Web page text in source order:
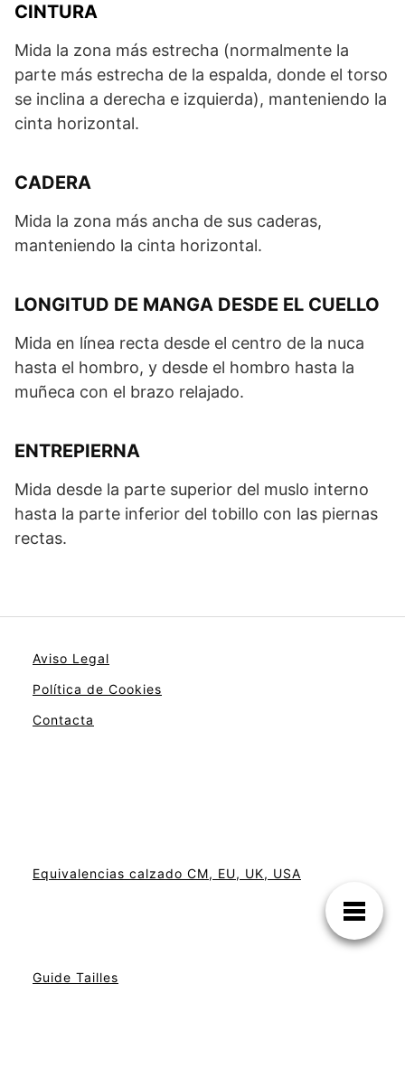
CINTURA
Mida la zona más estrecha (normalmente la
parte más estrecha de la espalda, donde el torso
se inclina a derecha e izquierda), manteniendo la
cinta horizontal.
CADERA
Mida la zona más ancha de sus caderas,
manteniendo la cinta horizontal.
LONGITUD DE MANGA DESDE EL CUELLO
Mida en línea recta desde el centro de la nuca
hasta el hombro, y desde el hombro hasta la
muñeca con el brazo relajado.
ENTREPIERNA
Mida desde la parte superior del muslo interno
hasta la parte inferior del tobillo con las piernas
rectas.
Aviso Legal
Política de Cookies
Contacta
Equivalencias calzado CM, EU, UK, USA
Guide Tailles